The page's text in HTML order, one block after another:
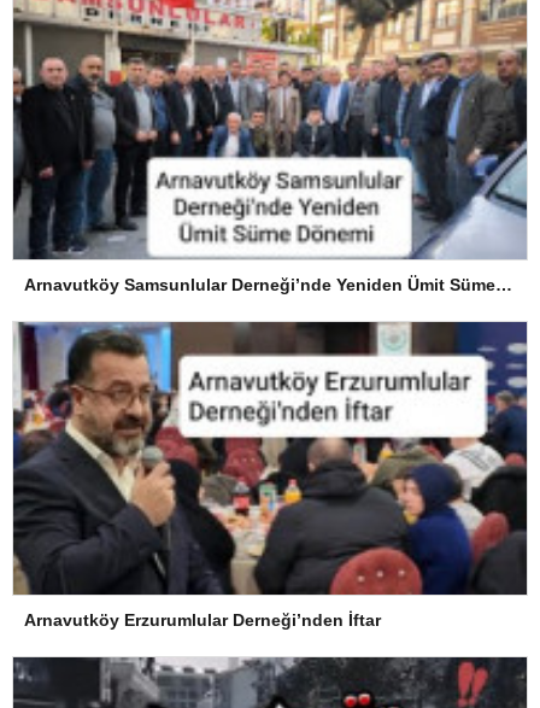
Arnavutköy Samsunlular Derneği’nde Yeniden Ümit Süme Dönemi
Arnavutköy Erzurumlular Derneği’nden İftar